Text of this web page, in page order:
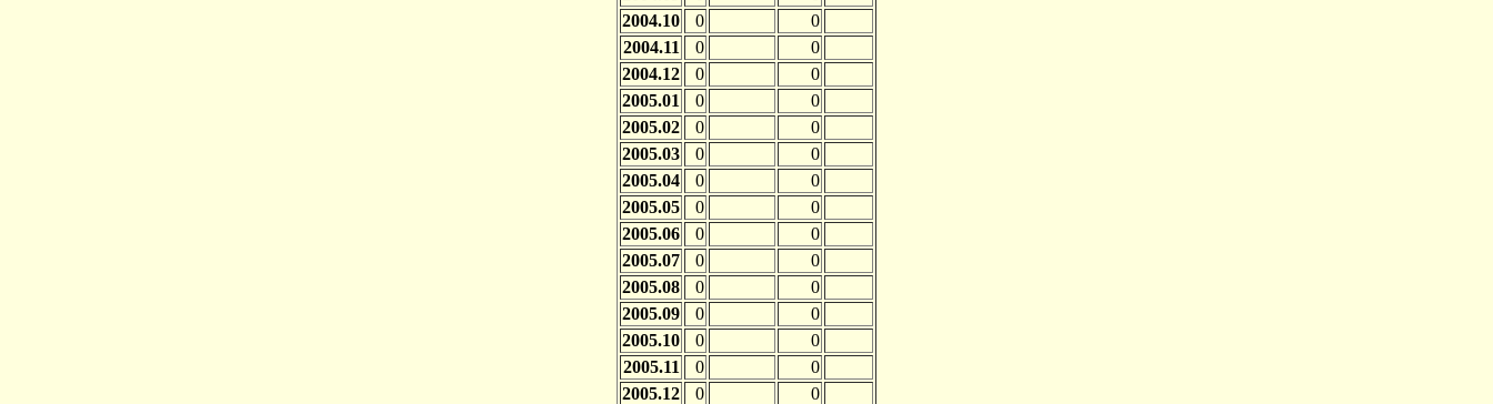
2004.10
0
0
2004.11
0
0
2004.12
0
0
2005.01
0
0
2005.02
0
0
2005.03
0
0
2005.04
0
0
2005.05
0
0
2005.06
0
0
2005.07
0
0
2005.08
0
0
2005.09
0
0
2005.10
0
0
2005.11
0
0
2005.12
0
0